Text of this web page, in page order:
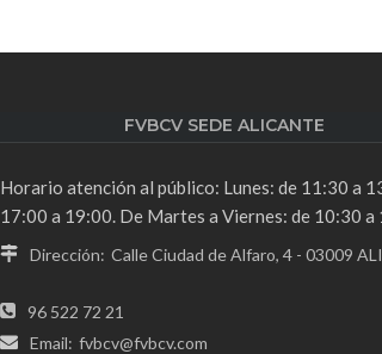
FVBCV SEDE ALICANTE
Horario atención al público: Lunes: de 11:30 a
17:00 a 19:00. De Martes a Viernes: de 10:30 a
Dirección: Calle Ciudad de Alfaro, 4 - 03009
96 522 72 21
Email: fvbcv@fvbcv.com